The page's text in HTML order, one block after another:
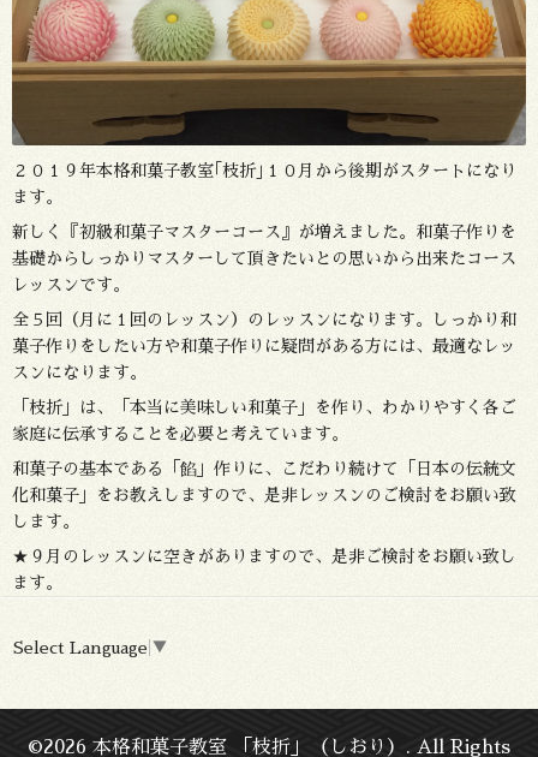
２０１９年本格和菓子教室｢枝折｣１０月から後期がスタートになり
ます。
新しく『初級和菓子マスターコース』が増えました。和菓子作りを
基礎からしっかりマスターして頂きたいとの思いから出来たコース
レッスンです。
全５回（月に１回のレッスン）のレッスンになります。しっかり和
菓子作りをしたい方や和菓子作りに疑問がある方には、最適なレッ
スンになります。
「枝折」は、「本当に美味しい和菓子」を作り、わかりやすく各ご
家庭に伝承することを必要と考えています。
和菓子の基本である「餡」作りに、こだわり続けて「日本の伝統文
化和菓子」をお教えしますので、是非レッスンのご検討をお願い致
します。
★９月のレッスンに空きがありますので、是非ご検討をお願い致し
ます。
Select Language ▼
©2026 本格和菓子教室 「枝折」（しおり） . All Rights